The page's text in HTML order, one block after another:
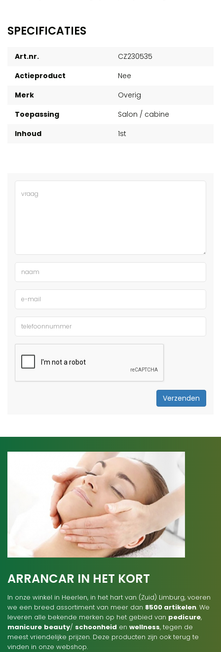
SPECIFICATIES
Art.nr.
CZ230535
Actieproduct
Nee
Merk
Overig
Toepassing
Salon / cabine
Inhoud
1st
Verzenden
ARRANCAR IN HET KORT
In onze winkel in Heerlen, in het hart van (Zuid) Limburg, voeren
we een breed assortiment van meer dan 8500 artikelen. We
leveren alle bekende merken op het gebied van pedicure,
manicure beauty/ schoonheid en wellness, tegen de
meest vriendelijke prijzen. Deze producten zijn ook terug te
vinden in onze webshop.